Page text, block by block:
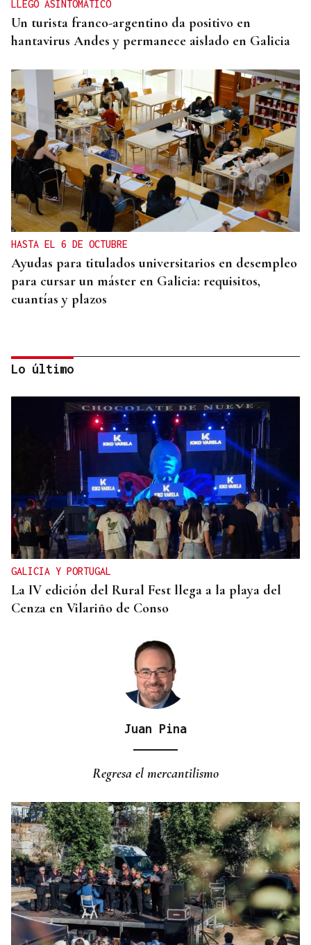
LLEGÓ ASINTOMÁTICO
Un turista franco-argentino da positivo en
hantavirus Andes y permanece aislado en Galicia
HASTA EL 6 DE OCTUBRE
Ayudas para titulados universitarios en desempleo
para cursar un máster en Galicia: requisitos,
cuantías y plazos
CUENTA CON ANTECEDENTES
Despliegue policial en Redondela por un hombre
atrincherado en su vivienda
Lo último
GALICIA Y PORTUGAL
La IV edición del Rural Fest llega a la playa del
Cenza en Vilariño de Conso
Juan Pina
Regresa el mercantilismo